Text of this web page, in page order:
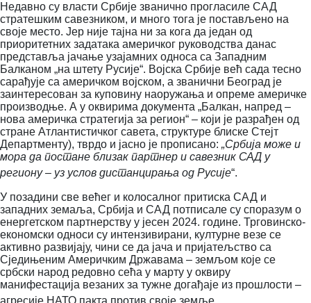
Недавно су власти Србије званично прогласиле САД
стратешким савезником, и много тога је постављено на
своје место. Јер није тајна ни за кога да један од
приоритетних задатака америчког руководства данас
представља јачање узајамних односа са Западним
Балканом „на штету Русије“. Војска Србије већ сада тесно
сарађује са америчком војском, а званични Београд је
заинтересован за куповину наоружања и опреме америчке
производње. А у оквирима документа „Балкан, напред –
нова америчка стратегија за регион“ – који је разрађен од
стране Атлантистичког савета, структуре блиске Стејт
Департменту), тврдо и јасно је прописано: „Србија може и
мора да постане близак партнер и савезник САД у
региону – уз услов дистанцирања од Русије“.
У позадини све већег и колосалног притиска САД и
западних земаља, Србија и САД потписале су споразум о
енергетском партнерству у јесен 2024. године. Трговинско-
економски односи су интензивирани, културне везе се
активно развијају, чини се да јача и пријатељство са
Сједињеним Америчким Државама – земљом које се
србски народ редовно сећа у марту у оквиру
манифестација везаних за тужне догађаје из прошлости –
агресије НАТО пакта против своје земље.